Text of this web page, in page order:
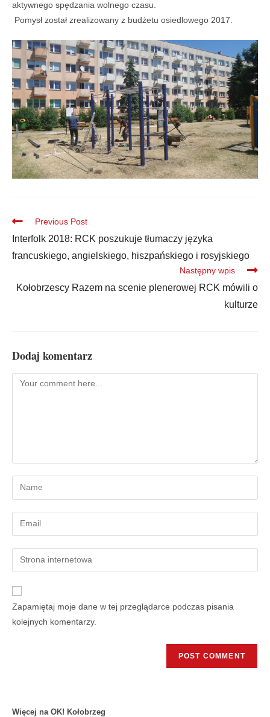
aktywnego spędzania wolnego czasu.
Pomysł został zrealizowany z budżetu osiedlowego 2017.
Previous Post
Interfolk 2018: RCK poszukuje tłumaczy języka
francuskiego, angielskiego, hiszpańskiego i rosyjskiego
Następny wpis
Kołobrzescy Razem na scenie plenerowej RCK mówili o
kulturze
Dodaj komentarz
Zapamiętaj moje dane w tej przeglądarce podczas pisania
kolejnych komentarzy.
Więcej na OK! Kołobrzeg